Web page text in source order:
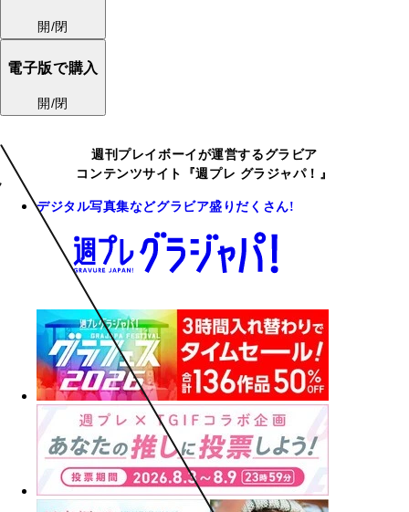
開/閉
電子版で購入
開/閉
週刊プレイボーイが運営するグラビア
コンテンツサイト『週プレ グラジャパ！』
デジタル写真集などグラビア盛りだくさん!